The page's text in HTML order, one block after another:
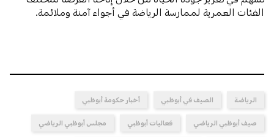
الفئات العمرية لممارسة الرياضة في أجواء آمنة وملائمة.
الرياضة الصيف في أبوظبي أخبار حكومة أبوظبي
صيف أبوظبي الرياضي فعاليات أبوظبي مجلس أبوظبي الرياضي